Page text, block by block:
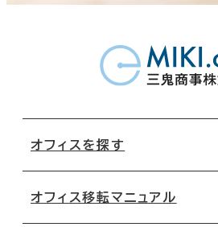
オフィスを探す
オフィス移転マニュアル